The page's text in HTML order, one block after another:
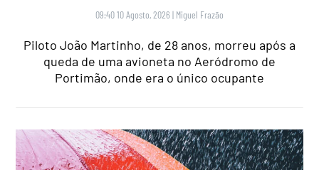
09:40 10 Agosto, 2026 | Miguel Frazão
Piloto João Martinho, de 28 anos, morreu após a
queda de uma avioneta no Aeródromo de
Portimão, onde era o único ocupante